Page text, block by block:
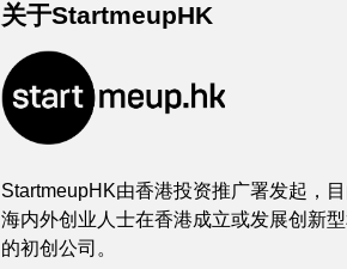
关于StartmeupHK
StartmeupHK由香港投资推广署发起，
海内外创业人士在香港成立或发展创新
的初创公司。